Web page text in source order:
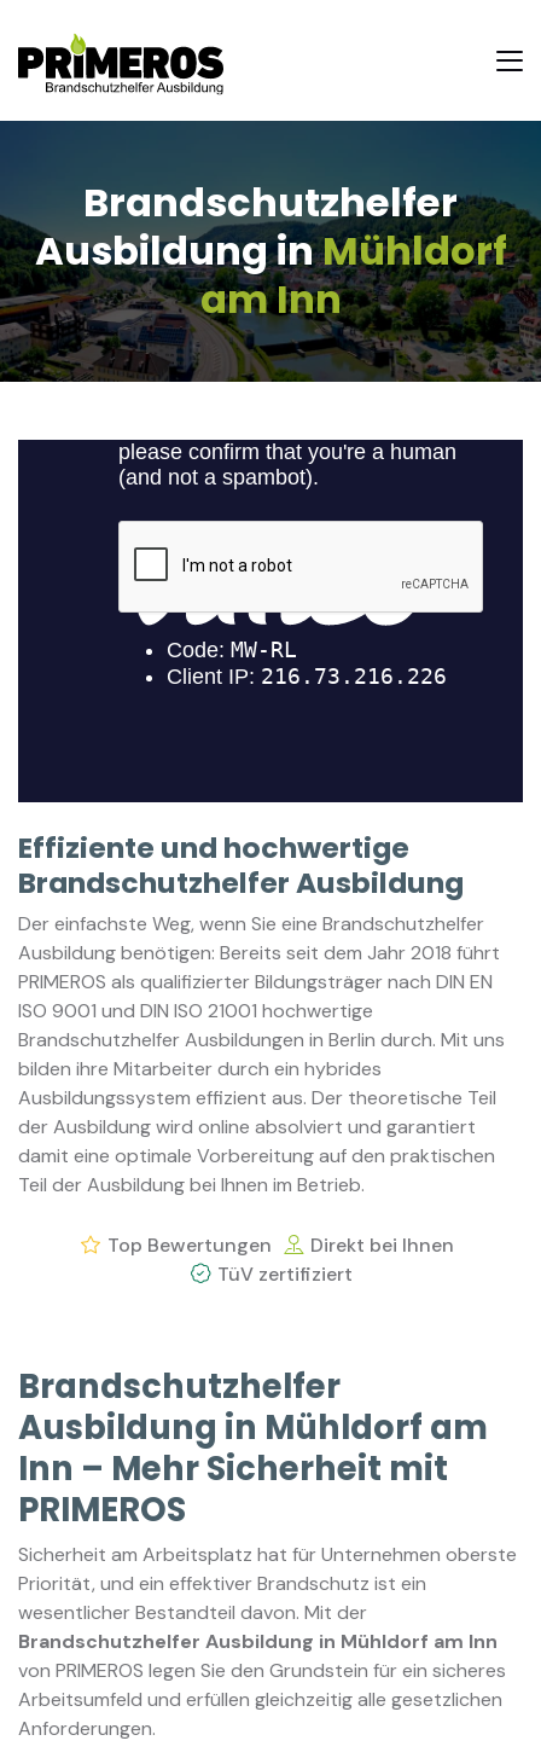
Brandschutzhelfer
Ausbildung inMühldorf
am Inn
Effiziente und hochwertige
Brandschutzhelfer Ausbildung
Der einfachste Weg, wenn Sie eine Brandschutzhelfer
Ausbildung benötigen: Bereits seit dem Jahr 2018 führt
PRIMEROS als qualifizierter Bildungsträger nach DIN EN
ISO 9001 und DIN ISO 21001 hochwertige
Brandschutzhelfer Ausbildungen in Berlin durch. Mit uns
bilden ihre Mitarbeiter durch ein hybrides
Ausbildungssystem effizient aus. Der theoretische Teil
der Ausbildung wird online absolviert und garantiert
damit eine optimale Vorbereitung auf den praktischen
Teil der Ausbildung bei Ihnen im Betrieb.
Top Bewertungen
Direkt bei Ihnen
TüV zertifiziert
Brandschutzhelfer
Ausbildung in Mühldorf am
Inn – Mehr Sicherheit mit
PRIMEROS
Sicherheit am Arbeitsplatz hat für Unternehmen oberste
Priorität, und ein effektiver Brandschutz ist ein
wesentlicher Bestandteil davon. Mit der
Brandschutzhelfer Ausbildung in Mühldorf am Inn
von PRIMEROS legen Sie den Grundstein für ein sicheres
Arbeitsumfeld und erfüllen gleichzeitig alle gesetzlichen
Anforderungen.